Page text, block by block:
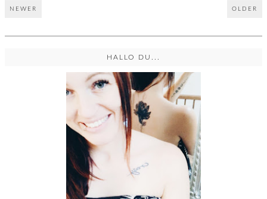
NEWER OLDER
HALLO DU...